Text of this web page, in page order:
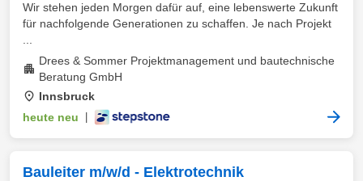
Wir stehen jeden Morgen dafür auf, eine lebenswerte Zukunft
für nachfolgende Generationen zu schaffen. Je nach Projekt
Drees & Sommer Projektmanagement und bautechnische
Beratung GmbH
Innsbruck
heute neu
Bauleiter m/w/d - Elektrotechnik